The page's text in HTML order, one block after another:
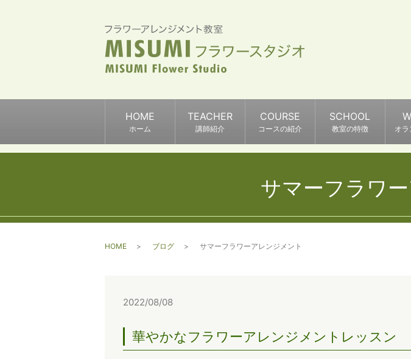
HOME
ホーム
TEACHER
講師紹介
COURSE
コースの紹介
SCHOOL
教室の特徴 オ
サマーフラワ
HOME ブログ サマーフラワーアレンジメント
2022/08/08
華やかなフラワーアレンジメントレッスン